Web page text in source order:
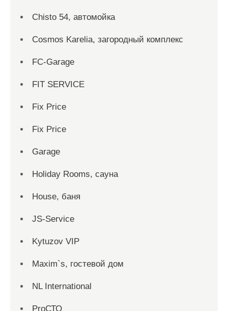
Chisto 54, автомойка
Cosmos Karelia, загородный комплекс
FC-Garage
FIT SERVICE
Fix Price
Fix Price
Garage
Holiday Rooms, сауна
House, баня
JS-Service
Kytuzov VIP
Maxim`s, гостевой дом
NL International
ProСТО